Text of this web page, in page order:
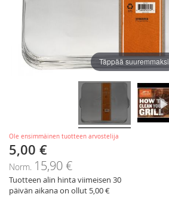
Ole ensimmäinen tuotteen arvostelija
Tarjoushinta
5,00 €
Norm. 15,90 €
Tuotteen alin hinta viimeisen 30
päivän aikana on ollut 5,00 €
Täppää suuremmaksi